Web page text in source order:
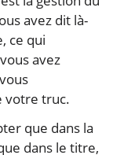
avez dit là-
ce qui
avez
votre truc.
que dans la
dans le titre,